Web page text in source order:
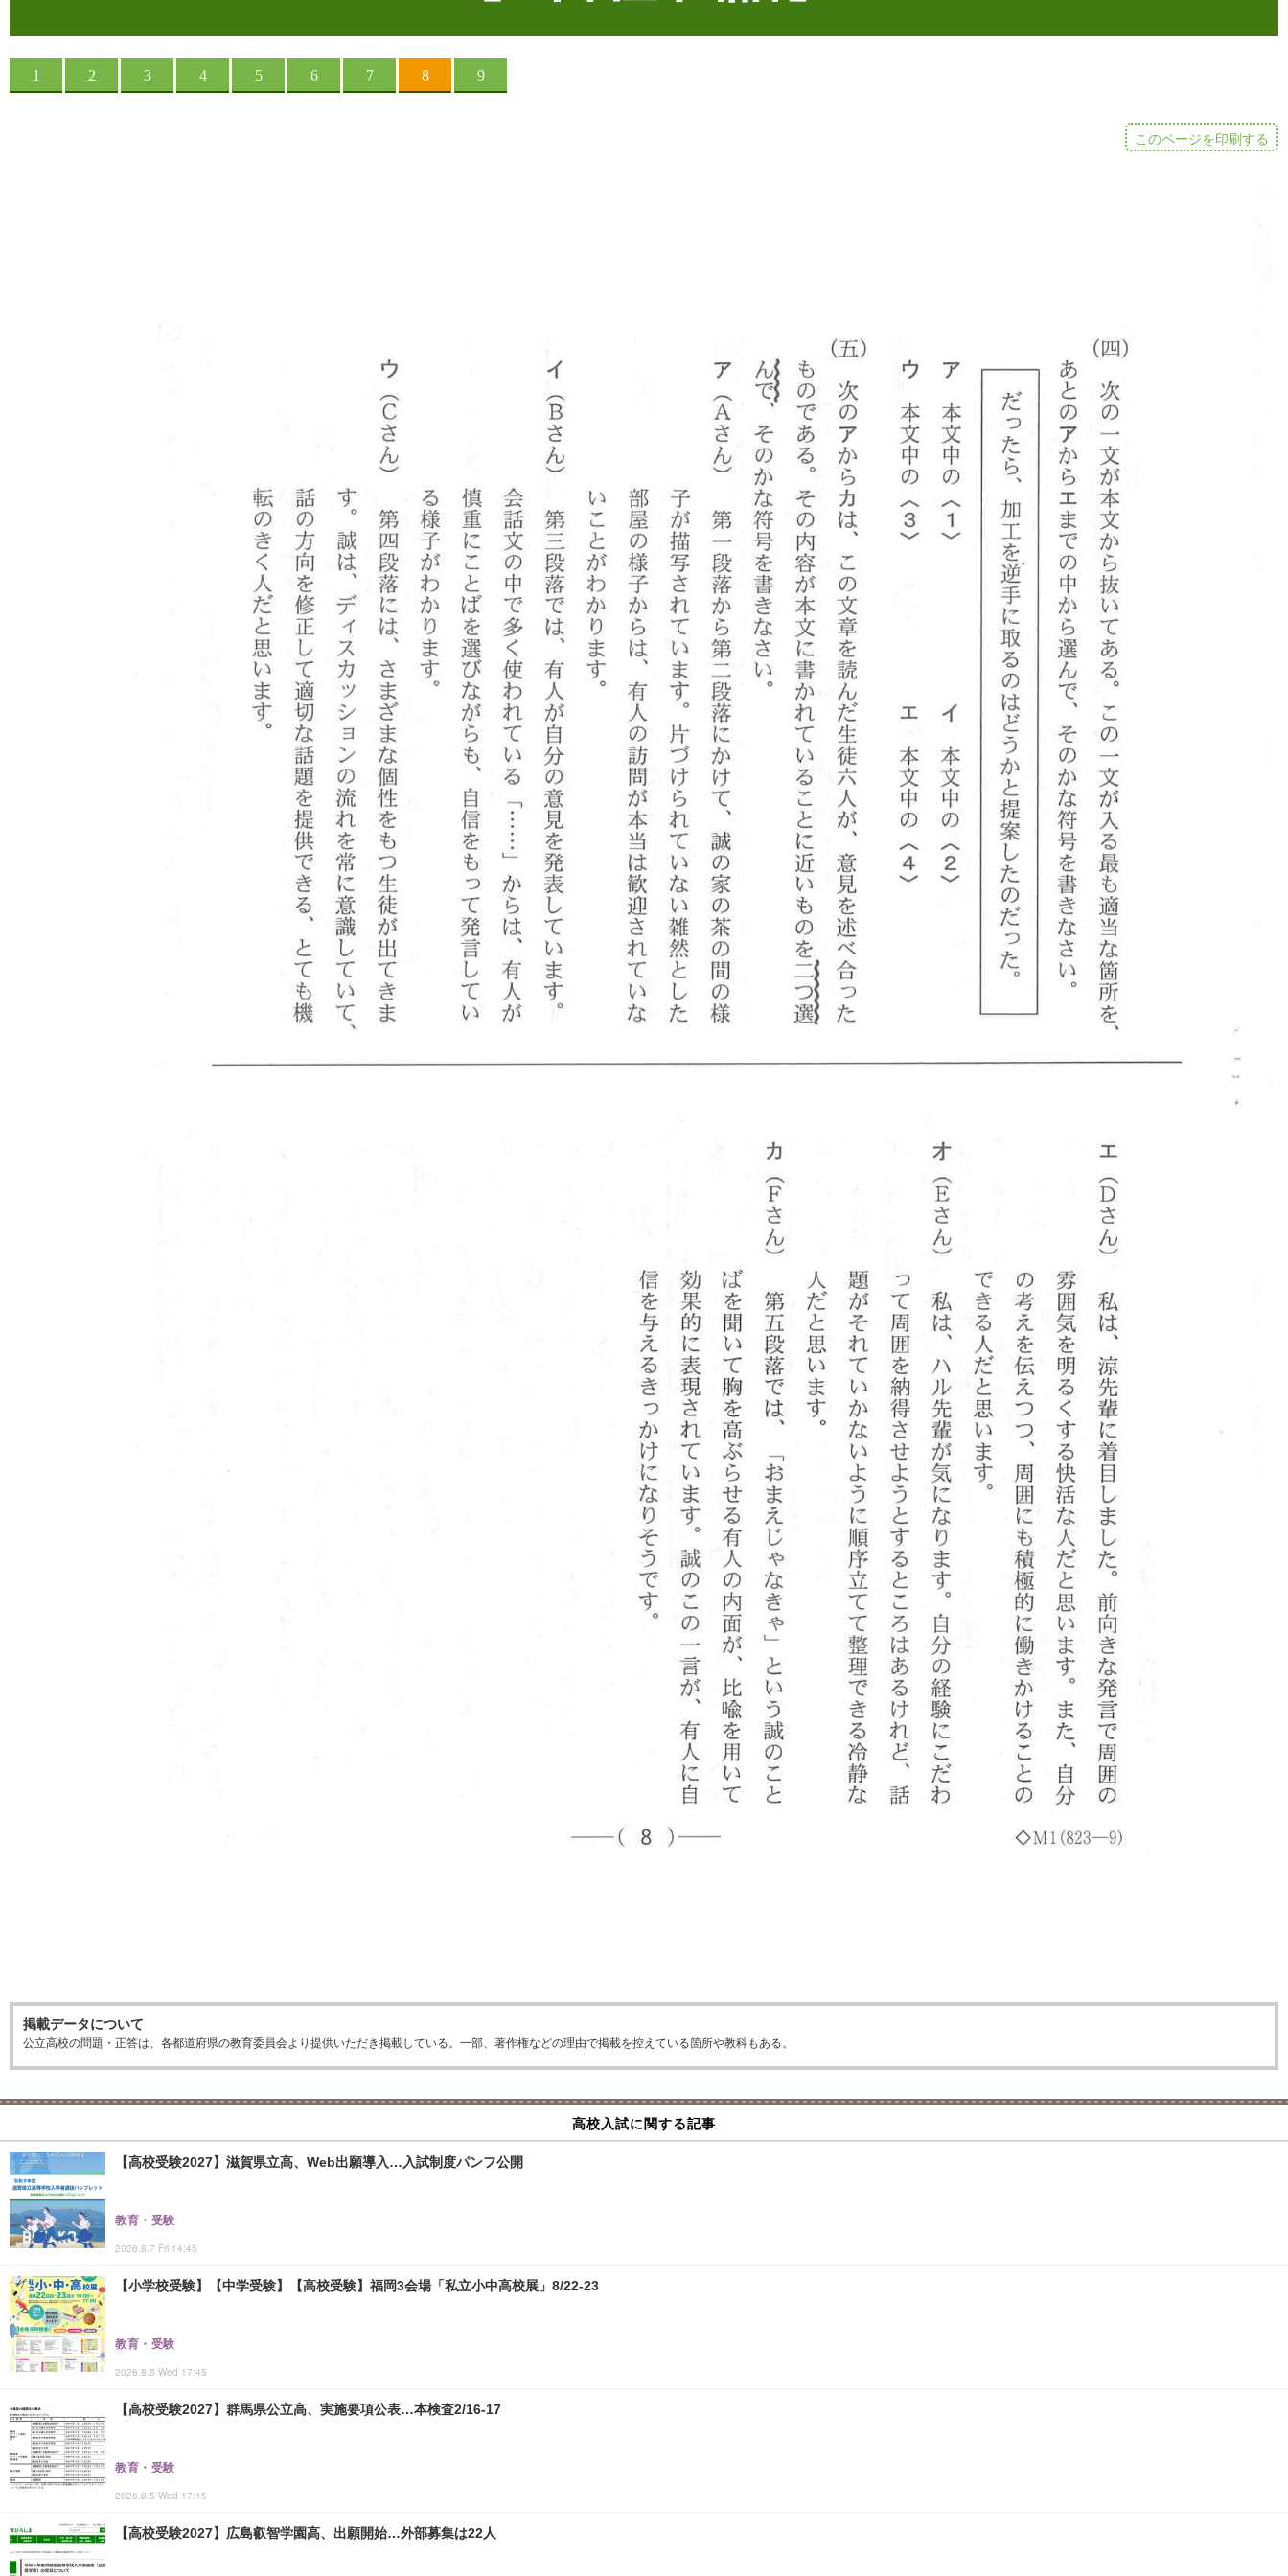
このページを印刷する
掲載データについて
公立高校の問題・正答は、各都道府県の教育委員会より提供いただき掲載している。一部、著作権などの理由で掲載を控えている箇所や教科もある。
高校入試に関する記事
【高校受験2027】滋賀県立高、Web出願導入…入試制度パンフ公開
教育・受験
2026.8.7 Fri 14:45
【小学校受験】【中学受験】【高校受験】福岡3会場「私立小中高校展」8/22-23
教育・受験
2026.8.5 Wed 17:45
【高校受験2027】群馬県公立高、実施要項公表…本検査2/16-17
教育・受験
2026.8.5 Wed 17:15
【高校受験2027】広島叡智学園高、出願開始…外部募集は22人